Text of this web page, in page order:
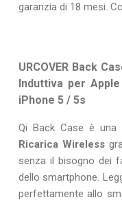
garanzia di 18 mesi.
URCOVER Back
Induttiva per
iPhone 5 / 5s
Qi Back Case è una
Ricarica Wireless
senza il bisogno dei
dello smartphone.
perfettamente allo